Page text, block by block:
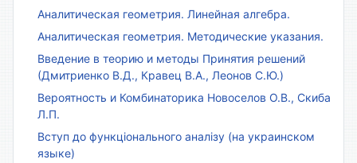
Аналитическая геометрия. Линейная алгебра.
Аналитическая геометрия. Методические указания.
Введение в теорию и методы Принятия решений
(Дмитриенко В.Д., Кравец В.А., Леонов С.Ю.)
Вероятность и Комбинаторика Новоселов О.В., Скиба
Л.П.
Вступ до функціонального аналізу (на украинском
языке)